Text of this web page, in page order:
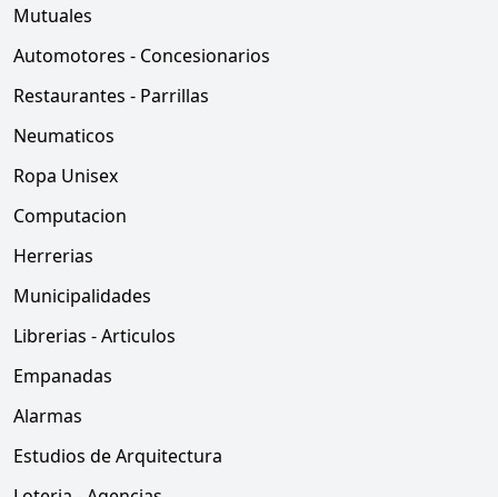
Mutuales
Automotores - Concesionarios
Restaurantes - Parrillas
Neumaticos
Ropa Unisex
Computacion
Herrerias
Municipalidades
Librerias - Articulos
Empanadas
Alarmas
Estudios de Arquitectura